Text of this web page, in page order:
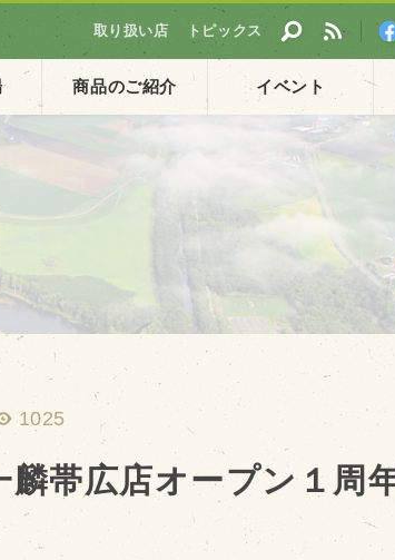
商品のご紹介 イベント
取り扱い店 トピックス
1025
帯広店オープン１周
概要・沿革
クセス
人情報保護方針
お
オ
十